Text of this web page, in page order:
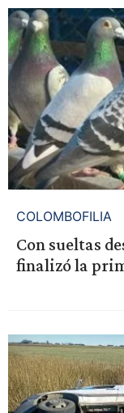
COLOMBOFILIA
Con sueltas
finalizó la